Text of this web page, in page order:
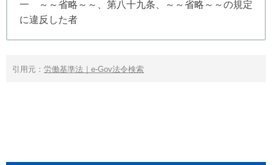
一 ～～省略～～、第八十九条、～～省略～～の規定
に違反した者
引用元： 労働基準法｜e-Gov法令検索